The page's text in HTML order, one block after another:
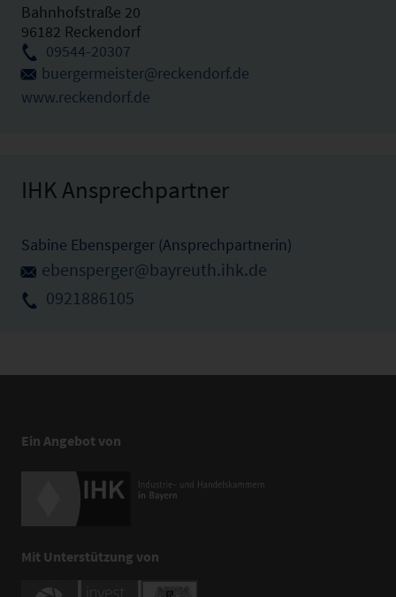
Bahnhofstraße 20
96182 Reckendorf
09544-20307
buergermeister@reckendorf.de
www.reckendorf.de
IHK Ansprechpartner
Sabine Ebensperger (Ansprechpartnerin)
ebensperger@bayreuth.ihk.de
0921886105
Ein Angebot von
Mit Unterstützung von